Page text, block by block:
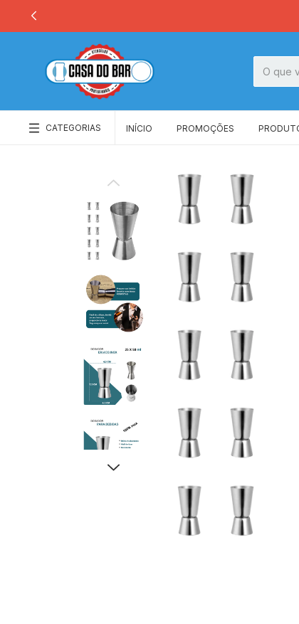
CATEGORIAS INÍCIO PROMOÇÕES